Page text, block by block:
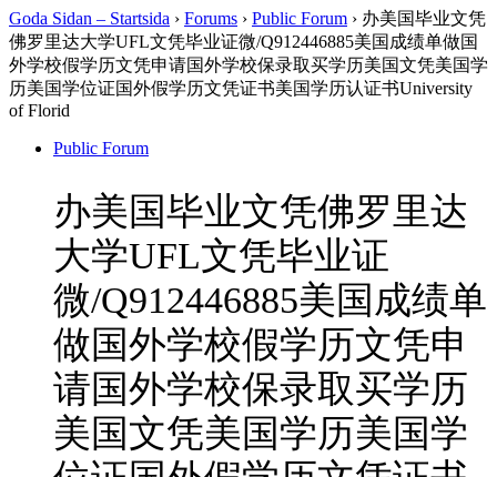
Goda Sidan – Startsida › Forums › Public Forum › 办美国毕业文凭
佛罗里达大学UFL文凭毕业证微/Q912446885美国成绩单做国
外学校假学历文凭申请国外学校保录取买学历美国文凭美国学
历美国学位证国外假学历文凭证书美国学历认证书University
of Florid
Public Forum
办美国毕业文凭佛罗里达
大学UFL文凭毕业证
微/Q912446885美国成绩单
做国外学校假学历文凭申
请国外学校保录取买学历
美国文凭美国学历美国学